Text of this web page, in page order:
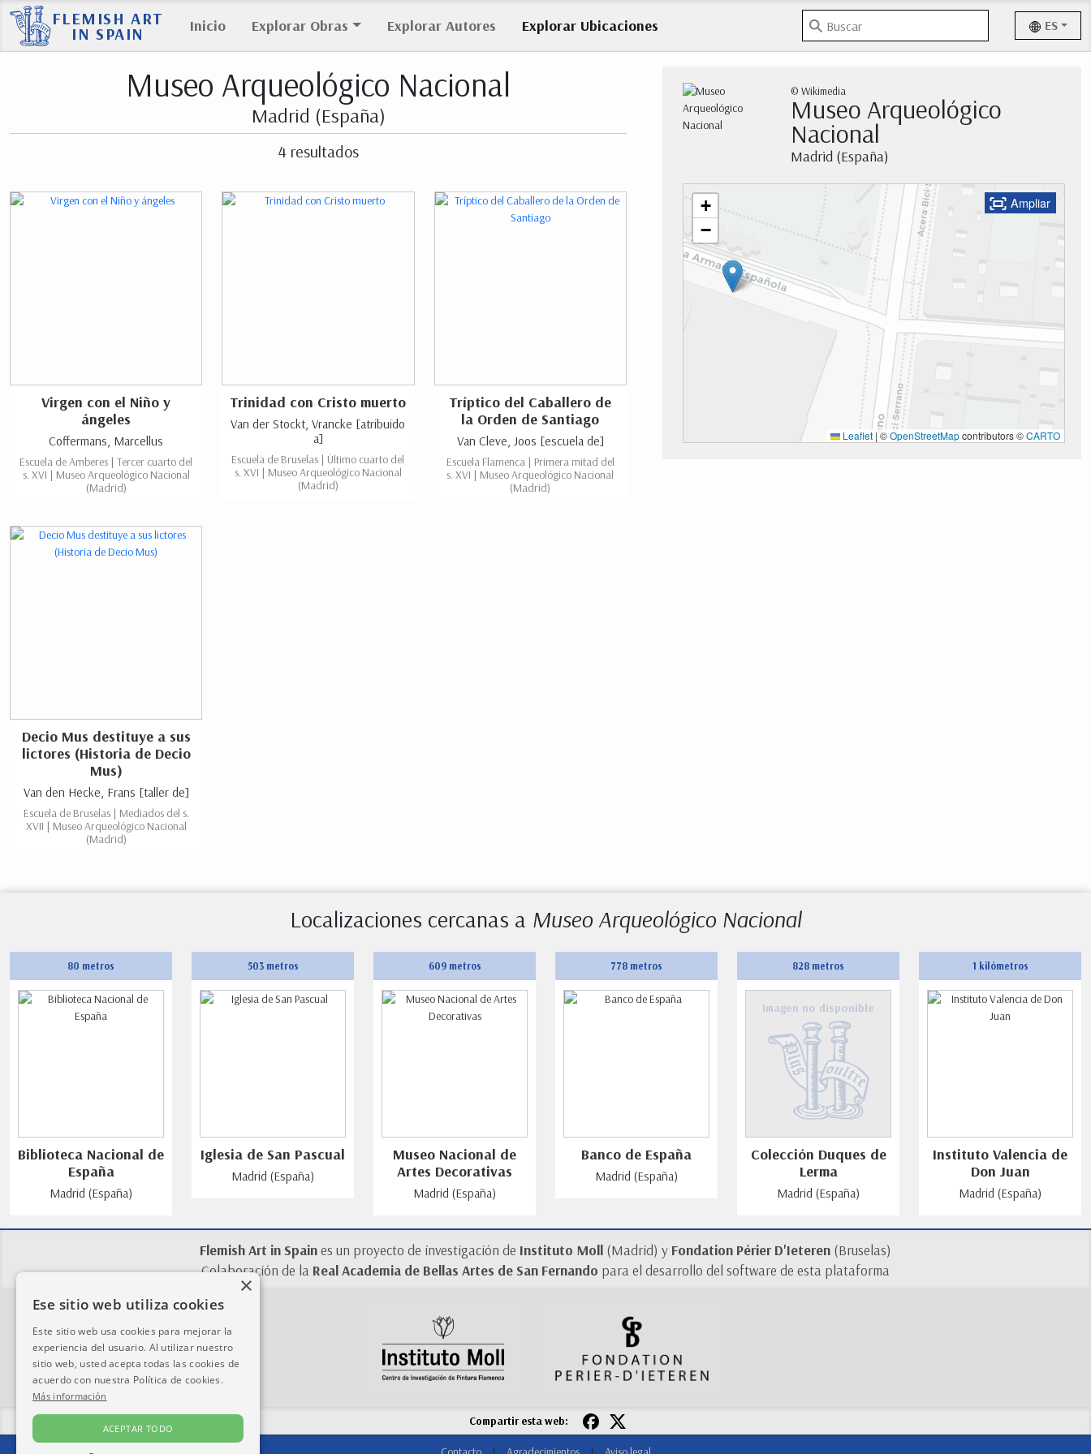
FLEMISH ART
IN SPAIN Inicio Explorar Obras Explorar Autores Explorar Ubicaciones ES
© Wikimedia
Museo Arqueológico
Nacional
Madrid (España)
Ampliar
+
−
Leaflet | ©OpenStreetMapcontributors ©CARTO
Museo Arqueológico Nacional
Madrid (España)
4 resultados
Virgen con el Niño y
ángeles
Coffermans, Marcellus
Escuela de Amberes | Tercer cuarto del
s. XVI | Museo Arqueológico Nacional
(Madrid)
Trinidad con Cristo muerto
Van der Stockt, Vrancke [atribuido
a]
Escuela de Bruselas | Último cuarto del
s. XVI | Museo Arqueológico Nacional
(Madrid)
Tríptico del Caballero de
la Orden de Santiago
Van Cleve, Joos [escuela de]
Escuela Flamenca | Primera mitad del
s. XVI | Museo Arqueológico Nacional
(Madrid)
Decio Mus destituye a sus
lictores (Historia de Decio
Mus)
Van den Hecke, Frans [taller de]
Escuela de Bruselas | Mediados del s.
XVII | Museo Arqueológico Nacional
(Madrid)
Localizaciones cercanas a Museo Arqueológico Nacional
80 metros
Biblioteca Nacional de
España
Madrid (España)
503 metros
Iglesia de San Pascual
Madrid (España)
609 metros
Museo Nacional de
Artes Decorativas
Madrid (España)
778 metros
Banco de España
Madrid (España)
828 metros
Imagen no disponible
Colección Duques de
Lerma
Madrid (España)
1 kilómetros
Instituto Valencia de
Don Juan
Madrid (España)
Flemish Art in Spaines un proyecto de investigación de Instituto Moll (Madrid) y Fondation Périer D'Ieteren (Bruselas)
Colaboración de la Real Academia de Bellas Artes de San Fernando para el desarrollo del software de esta plataforma
Compartir esta web:
Contacto | Agradecimientos | Aviso legal
×
Ese sitio web utiliza cookies
Este sitio web usa cookies para mejorar la
experiencia del usuario. Al utilizar nuestro
sitio web, usted acepta todas las cookies de
acuerdo con nuestra Política de cookies.
Más información
ACEPTAR TODO